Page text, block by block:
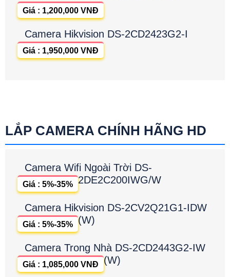
Giá : 1,200,000 VNĐ
Camera Hikvision DS-2CD2423G2-I
Giá : 1,950,000 VNĐ
LẮP CAMERA CHÍNH HÃNG HD
Camera Wifi Ngoài Trời DS-
2DE2C200IWG/W
Giá : 5%-35%
Camera Hikvision DS-2CV2Q21G1-IDW
(W)
Giá : 5%-35%
Camera Trong Nhà DS-2CD2443G2-IW
(W)
Giá : 1,085,000 VNĐ